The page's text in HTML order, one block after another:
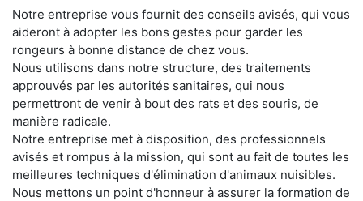
Notre entreprise vous fournit des conseils avisés, qui vous
aideront à adopter les bons gestes pour garder les
rongeurs à bonne distance de chez vous.
Nous utilisons dans notre structure, des traitements
approuvés par les autorités sanitaires, qui nous
permettront de venir à bout des rats et des souris, de
manière radicale.
Notre entreprise met à disposition, des professionnels
avisés et rompus à la mission, qui sont au fait de toutes les
meilleures techniques d'élimination d'animaux nuisibles.
Nous mettons un point d'honneur à assurer la formation de